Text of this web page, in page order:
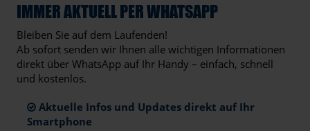
IMMER AKTUELL PER WHATSAPP
Bleiben Sie auf dem Laufenden!
Ab sofort senden wir Ihnen alle wichtigen Informationen
direkt über WhatsApp auf Ihr Handy – einfach, schnell
und kostenlos.
Aktuelle Infos und Updates direkt auf Ihr
Smartphone